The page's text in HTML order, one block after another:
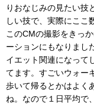
りおなじみの見たい技
しい技で、実際にここ
このCMの撮影をきっ
ーションにもなりまし
イエット関連になって
てます。すごいウォー
歩いて帰るとかはよく
ね。なので１日平均で